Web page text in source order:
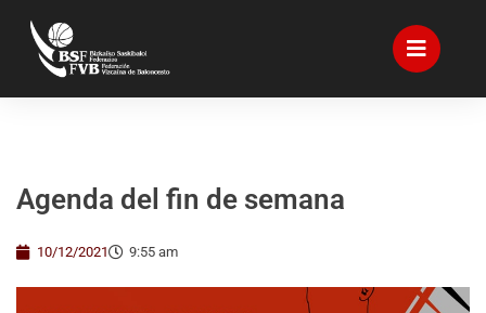
Agenda del fin de semana
10/12/2021 9:55 am